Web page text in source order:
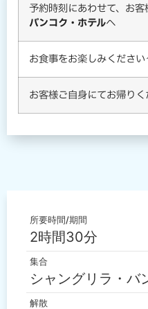
予約時刻にあわせて、お客
バンコク・ホテルへ
お食事をお楽しみください
お客様ご自身にてお帰りく
所要時間/期間
2時間30分
集合
シャングリラ・バ
解散